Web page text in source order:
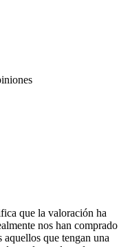
que la valoración ha
nos han comprado
que tengan una